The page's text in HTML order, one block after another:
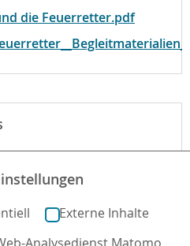
die Feuerretter.pdf
Externe Inhalte